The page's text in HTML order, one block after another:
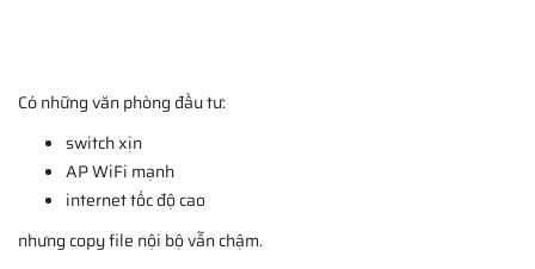
Có những văn phòng đầu tư:
switch xịn
AP WiFi mạnh
internet tốc độ cao
nhưng copy file nội bộ vẫn chậm.